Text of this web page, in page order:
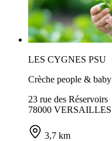
LES CYGNES PSU
Crèche people & baby
23 rue des Réservoirs
78000 VERSAILLES
3,7 km